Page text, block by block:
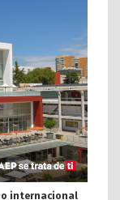
internacional